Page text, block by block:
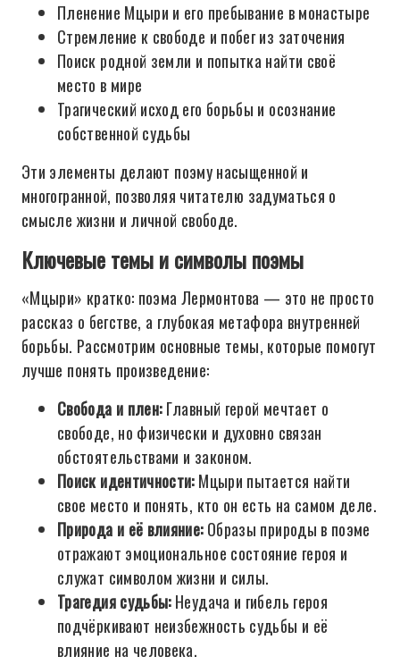
Пленение Мцыри и его пребывание в монастыре
Стремление к свободе и побег из заточения
Поиск родной земли и попытка найти своё
место в мире
Трагический исход его борьбы и осознание
собственной судьбы
Эти элементы делают поэму насыщенной и
многогранной, позволяя читателю задуматься о
смысле жизни и личной свободе.
Ключевые темы и символы поэмы
«Мцыри» кратко: поэма Лермонтова — это не просто
рассказ о бегстве, а глубокая метафора внутренней
борьбы. Рассмотрим основные темы, которые помогут
лучше понять произведение:
Свобода и плен:Главный герой мечтает о
свободе, но физически и духовно связан
обстоятельствами и законом.
Поиск идентичности:Мцыри пытается найти
свое место и понять, кто он есть на самом деле.
Природа и её влияние:Образы природы в поэме
отражают эмоциональное состояние героя и
служат символом жизни и силы.
Трагедия судьбы:Неудача и гибель героя
подчёркивают неизбежность судьбы и её
влияние на человека.